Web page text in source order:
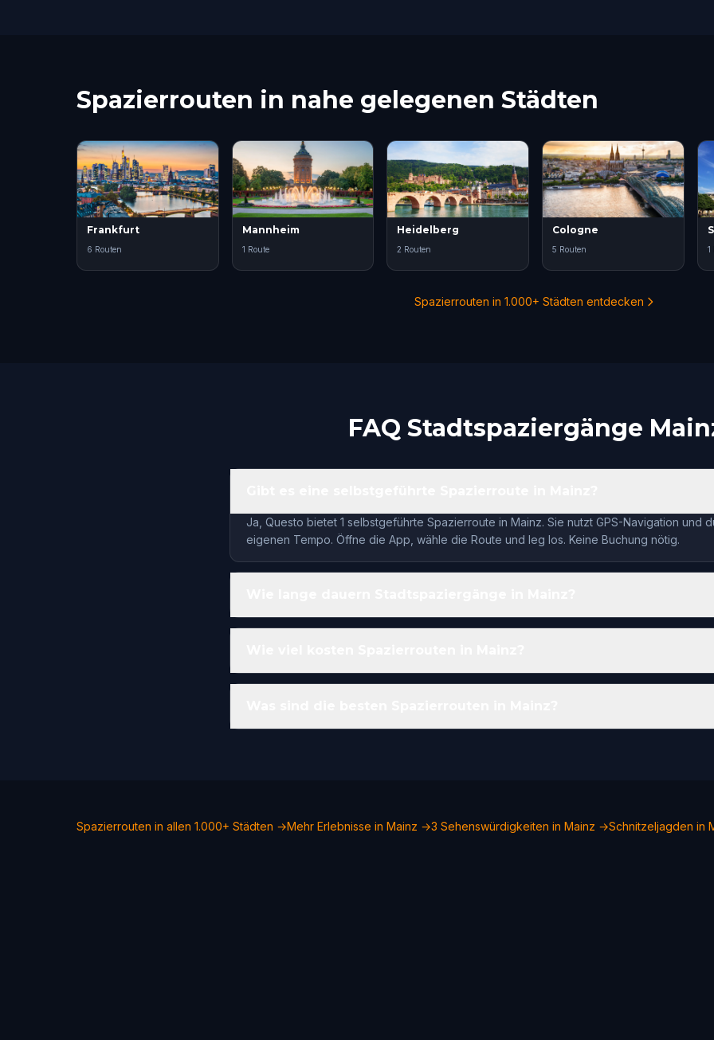
Spazierrouten in nahe gelegenen Städten
Frankfurt
6 Routen
Mannheim
1 Route
Heidelberg
2 Routen
Cologne
5 Routen 1
Spazierrouten in 1.000+ Städten entdecken
FAQ Stadtspaziergänge
Ja, Questo bietet 1 selbstgeführte Spazierroute in Mainz. Sie nutzt GPS-Navigation und
eigenen Tempo. Öffne die App, wähle die Route und leg los. Keine Buchung nötig.
Spazierrouten in allen 1.000+ Städten →Mehr Erlebnisse in Mainz →3 Sehenswürdigkeiten in Mainz →Schnitzeljagden in